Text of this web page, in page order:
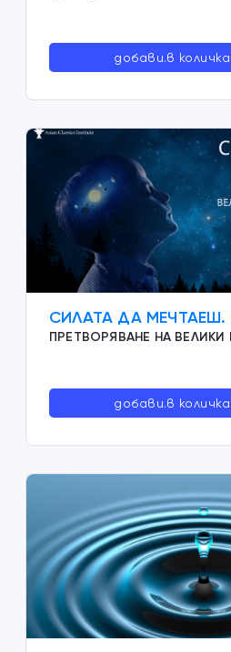
добави.в
СИЛАТА ДА МЕЧТАЕШ.
ПРЕТВОРЯВАНЕ НА
добави.в